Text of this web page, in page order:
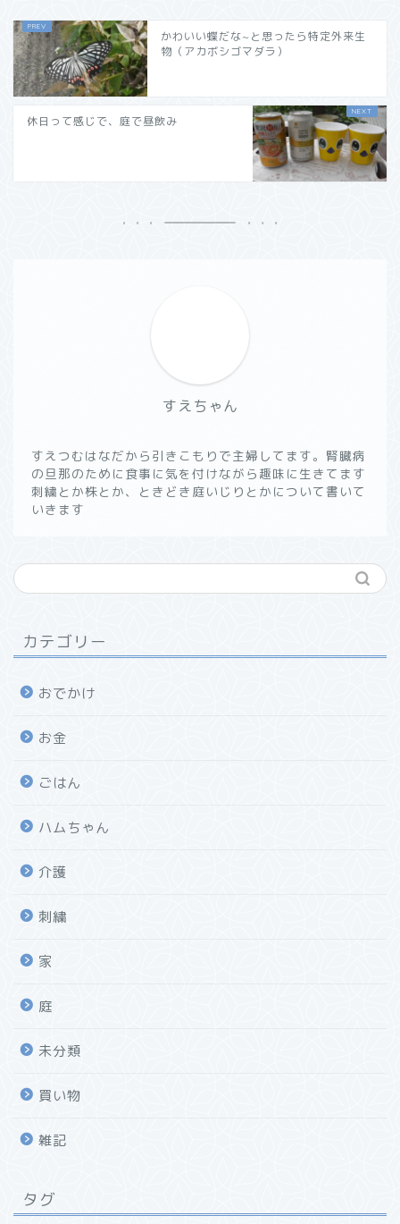
かわいい蝶だな~と思ったら特定外来生
物（アカボシゴマダラ）
休日って感じで、庭で昼飲み
すえちゃん
すえつむはなだから引きこもりで主婦してます。腎臓病
の旦那のために食事に気を付けながら趣味に生きてます
刺繍とか株とか、ときどき庭いじりとかについて書いて
いきます
カテゴリー
おでかけ
お金
ごはん
ハムちゃん
介護
刺繍
家
庭
未分類
買い物
雑記
タグ